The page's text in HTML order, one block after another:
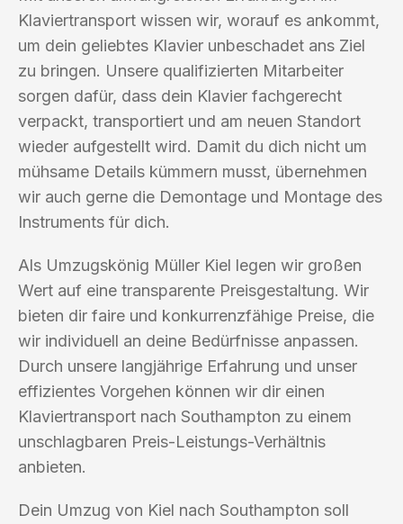
Klaviertransport wissen wir, worauf es ankommt,
um dein geliebtes Klavier unbeschadet ans Ziel
zu bringen. Unsere qualifizierten Mitarbeiter
sorgen dafür, dass dein Klavier fachgerecht
verpackt, transportiert und am neuen Standort
wieder aufgestellt wird. Damit du dich nicht um
mühsame Details kümmern musst, übernehmen
wir auch gerne die Demontage und Montage des
Instruments für dich.
Als Umzugskönig Müller Kiel legen wir großen
Wert auf eine transparente Preisgestaltung. Wir
bieten dir faire und konkurrenzfähige Preise, die
wir individuell an deine Bedürfnisse anpassen.
Durch unsere langjährige Erfahrung und unser
effizientes Vorgehen können wir dir einen
Klaviertransport nach Southampton zu einem
unschlagbaren Preis-Leistungs-Verhältnis
anbieten.
Dein Umzug von Kiel nach Southampton soll